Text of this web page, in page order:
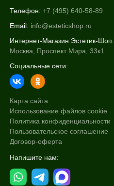
Телефон: +7 (495) 640-58-89
Email: info@esteticshop.ru
Интернет-Магазин Эстетик-Шоп:
Москва, Проспект Мира, 33к1
Социальные сети:
Карта сайта
Использование файлов cookie
Политика конфиденциальности
Пользовательское соглашение
Договор-оферта
Напишите нам: